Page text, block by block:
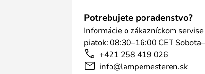
Potrebujete poradenstvo?
Informácie o zákazníckom
piatok: 08:30–16:00 CET
+421 258 419 026
info@lampemesteren.sk